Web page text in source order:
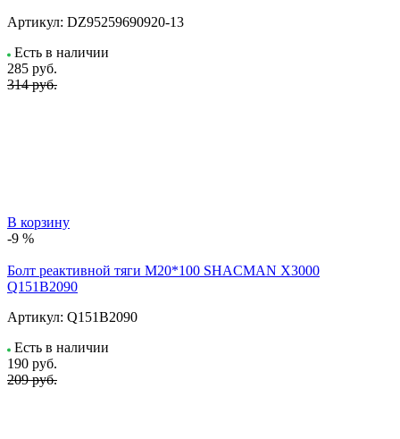
Артикул: DZ95259690920-13
Есть в наличии
285 руб.
314 руб.
В корзину
-9 %
Болт реактивной тяги M20*100 SHACMAN X3000
Q151B2090
Артикул: Q151B2090
Есть в наличии
190 руб.
209 руб.